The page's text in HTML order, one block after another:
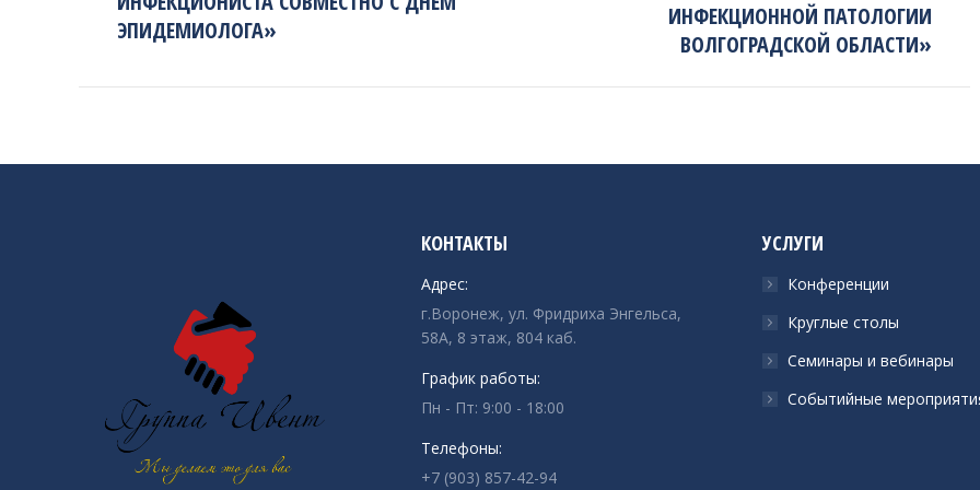
project:
ЭПИДЕМИОЛОГА»
ИНФЕКЦИОННОЙ ПАТОЛОГИИ
ВОЛГОГРАДСКОЙ ОБЛАСТИ»
КОНТАКТЫ
Адрес:
г.Воронеж, ул. Фридриха Энгельса,
58А, 8 этаж, 804 каб.
График работы:
Пн - Пт: 9:00 - 18:00
Телефоны:
+7 (903) 857-42-94
УСЛУГИ
Конференции
Круглые столы
Семинары и вебинары
Событийные